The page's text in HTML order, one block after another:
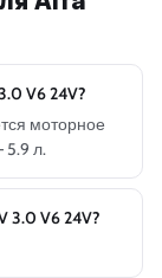
V6 24V?
моторное
5.9 л.
3.0 V6 24V?